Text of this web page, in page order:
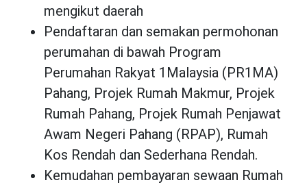
mengikut daerah
Pendaftaran dan semakan permohonan
perumahan di bawah Program
Perumahan Rakyat 1Malaysia (PR1MA)
Pahang, Projek Rumah Makmur, Projek
Rumah Pahang, Projek Rumah Penjawat
Awam Negeri Pahang (RPAP), Rumah
Kos Rendah dan Sederhana Rendah.
Kemudahan pembayaran sewaan Rumah